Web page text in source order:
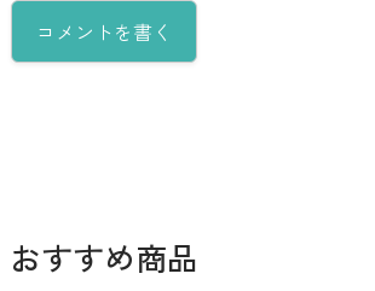
コメントを書く
おすすめ商品